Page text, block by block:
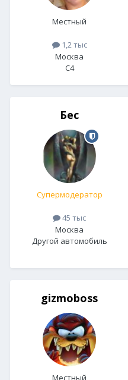
Местный
1,2 тыс
Москва
C4
Бес
Супермодератор
45 тыс
Москва
Другой автомобиль
gizmoboss
Местный